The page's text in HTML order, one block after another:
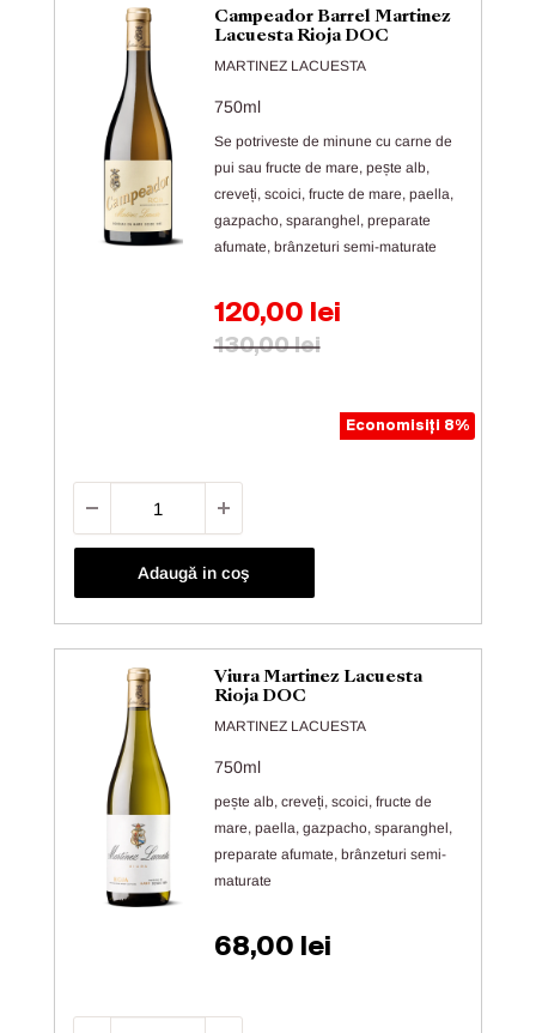
Campeador Barrel Martinez
Lacuesta Rioja DOC
MARTINEZ LACUESTA
750ml
Se potriveste de minune cu carne de
pui sau fructe de mare, pește alb,
creveți, scoici, fructe de mare, paella,
gazpacho, sparanghel, preparate
afumate, brânzeturi semi-maturate
Preț de vânzare
120,00 lei
Preț obișnuit
130,00 lei
Economisiți 8%
Adaugă in coş
Viura Martinez Lacuesta
Rioja DOC
MARTINEZ LACUESTA
750ml
pește alb, creveți, scoici, fructe de
mare, paella, gazpacho, sparanghel,
preparate afumate, brânzeturi semi-
maturate
Preț de vânzare
68,00 lei